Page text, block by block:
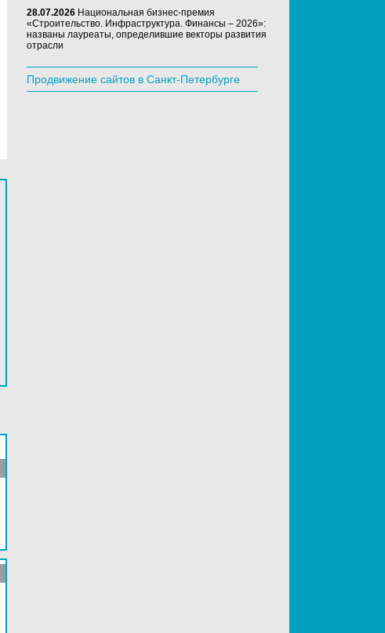
28.07.2026 Национальная бизнес-премия
«Строительство. Инфраструктура. Финансы – 2026»:
названы лауреаты, определившие векторы развития
отрасли
Продвижение сайтов в Санкт-Петербурге